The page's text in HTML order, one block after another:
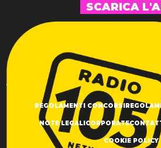
SCARICA
REGOLAMENTI CONCORSI
NOTE LEGALICORPORATE
COOKIE POLICY